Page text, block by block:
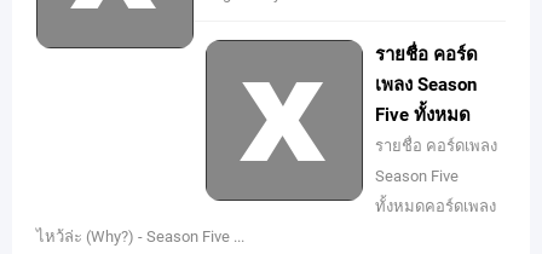
รายชื่อ คอร์ด
เพลง Season
Five ทั้งหมด
รายชื่อ คอร์ดเพลง
Season Five
ทั้งหมดคอร์ดเพลง
ไหว้ล่ะ (Why?) - Season Five ...